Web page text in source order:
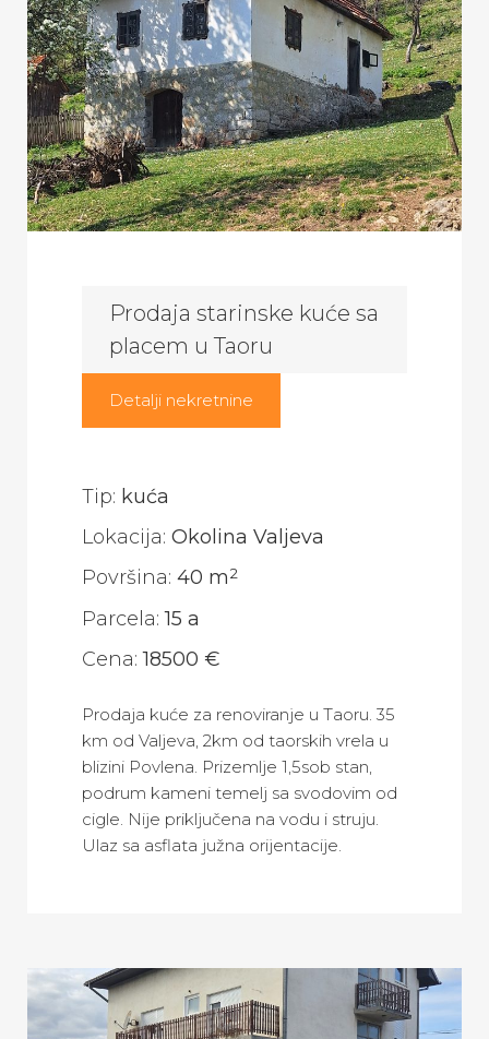
Prodaja starinske kuće sa
placem u Taoru
Detalji nekretnine
Tip: kuća
Lokacija: Okolina Valjeva
Površina: 40 m2
Parcela:15 a
Cena:18500 €
Prodaja kuće za renoviranje u Taoru. 35
km od Valjeva, 2km od taorskih vrela u
blizini Povlena. Prizemlje 1,5sob stan,
podrum kameni temelj sa svodovim od
cigle. Nije priključena na vodu i struju.
Ulaz sa asflata južna orijentacije.